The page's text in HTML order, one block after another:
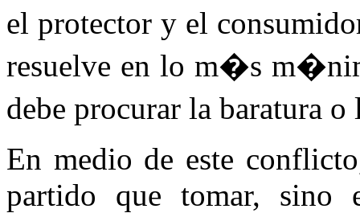
el protector y el
resuelve en lo m�s
debe procurar la baratura
En medio de este
partido que tomar, sino